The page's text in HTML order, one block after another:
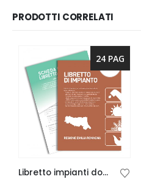
PRODOTTI CORRELATI
24 PAG
Libretto impianti domestici Regione Emilia Romagna 24 pag. con scheda copiativa